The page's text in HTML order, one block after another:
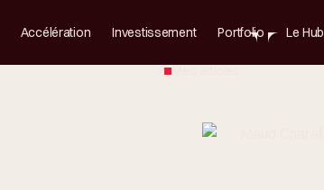
Accélération Investissement Portfolio Le Hub